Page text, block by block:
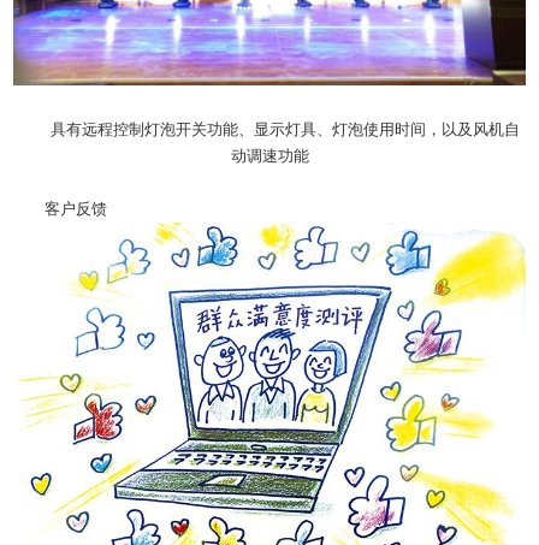
具有远程控制灯泡开关功能、显示灯具、灯泡使用时间，以及风机自
动调速功能
客户反馈